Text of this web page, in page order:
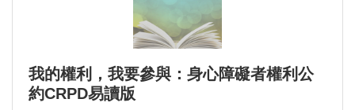
我的權利，我要參與：身心障礙者權利公
約CRPD易讀版